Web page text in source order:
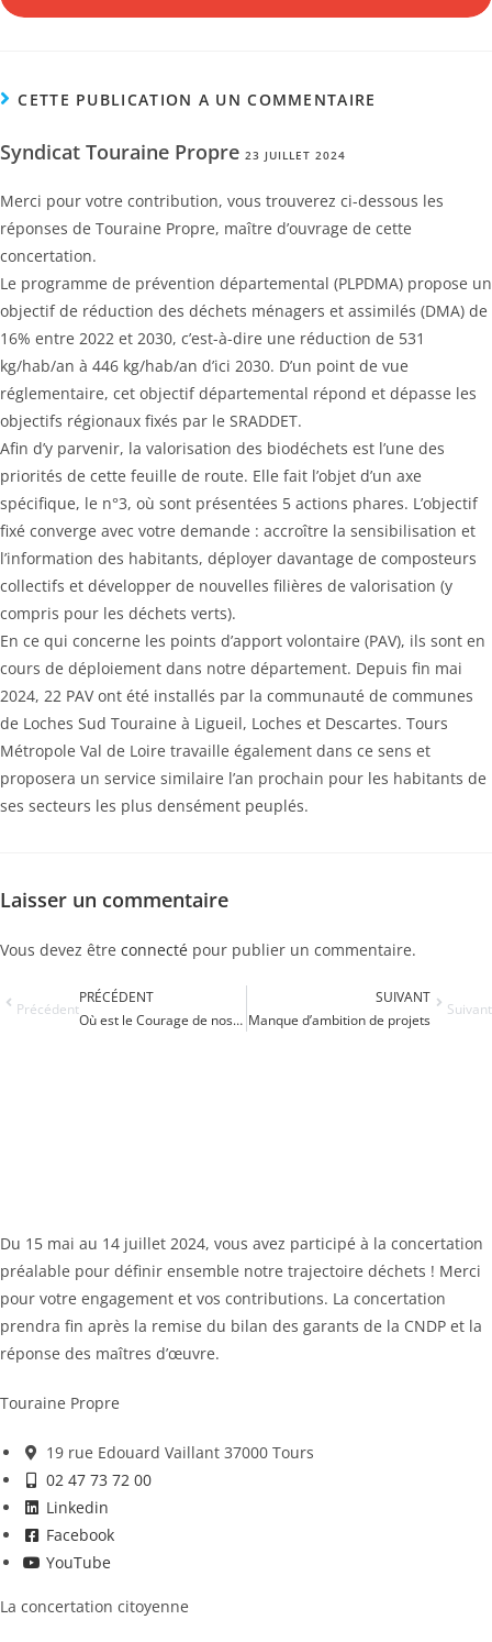
CETTE PUBLICATION A UN COMMENTAIRE
Syndicat Touraine Propre 23 JUILLET 2024
Merci pour votre contribution, vous trouverez ci-dessous les
réponses de Touraine Propre, maître d’ouvrage de cette
concertation.
Le programme de prévention départemental (PLPDMA) propose un
objectif de réduction des déchets ménagers et assimilés (DMA) de
16% entre 2022 et 2030, c’est-à-dire une réduction de 531
kg/hab/an à 446 kg/hab/an d’ici 2030. D’un point de vue
réglementaire, cet objectif départemental répond et dépasse les
objectifs régionaux fixés par le SRADDET.
Afin d’y parvenir, la valorisation des biodéchets est l’une des
priorités de cette feuille de route. Elle fait l’objet d’un axe
spécifique, le n°3, où sont présentées 5 actions phares. L’objectif
fixé converge avec votre demande : accroître la sensibilisation et
l’information des habitants, déployer davantage de composteurs
collectifs et développer de nouvelles filières de valorisation (y
compris pour les déchets verts).
En ce qui concerne les points d’apport volontaire (PAV), ils sont en
cours de déploiement dans notre département. Depuis fin mai
2024, 22 PAV ont été installés par la communauté de communes
de Loches Sud Touraine à Ligueil, Loches et Descartes. Tours
Métropole Val de Loire travaille également dans ce sens et
proposera un service similaire l’an prochain pour les habitants de
ses secteurs les plus densément peuplés.
Laisser un commentaire
Vous devez être connecté pour publier un commentaire.
Précédent
PRÉCÉDENT
Où est le Courage de nos élus ?
SUIVANT
Manque d’ambition de projets
Suivant
Du 15 mai au 14 juillet 2024, vous avez participé à la concertation
préalable pour définir ensemble notre trajectoire déchets ! Merci
pour votre engagement et vos contributions. La concertation
prendra fin après la remise du bilan des garants de la CNDP et la
réponse des maîtres d’œuvre.
Touraine Propre
19 rue Edouard Vaillant 37000 Tours
02 47 73 72 00
Linkedin
Facebook
YouTube
La concertation citoyenne